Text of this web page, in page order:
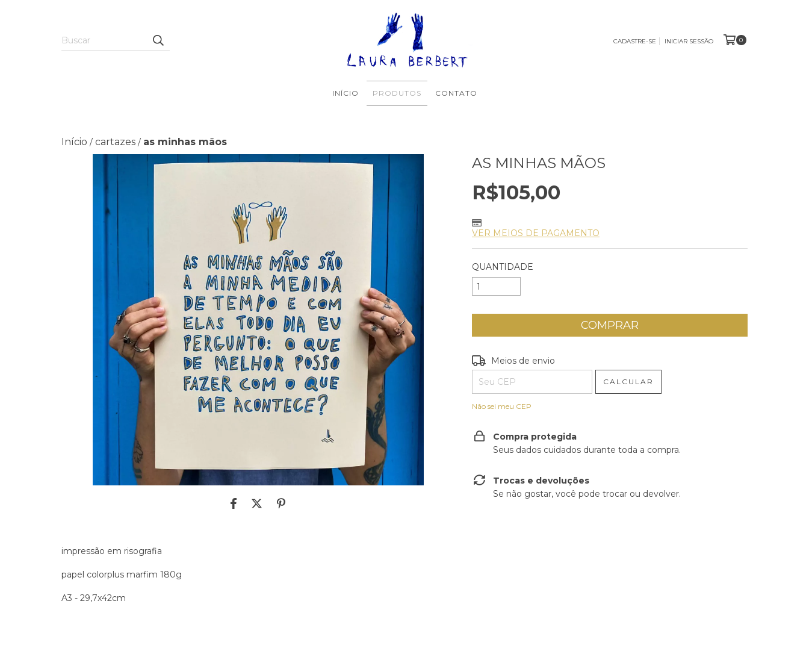
CADASTRE-SE INICIAR SESSÃO 0
INÍCIO PRODUTOS CONTATO
Início / cartazes / as minhas mãos
impressão em risografia
papel colorplus marfim 180g
A3 - 29,7x42cm
AS MINHAS MÃOS
R$105,00
VER MEIOS DE PAGAMENTO
QUANTIDADE
Entregas para o CEP:
Meios de envio
CALCULAR
Não sei meu CEP
Compra protegida
Seus dados cuidados durante toda a compra.
Trocas e devoluções
Se não gostar, você pode trocar ou devolver.